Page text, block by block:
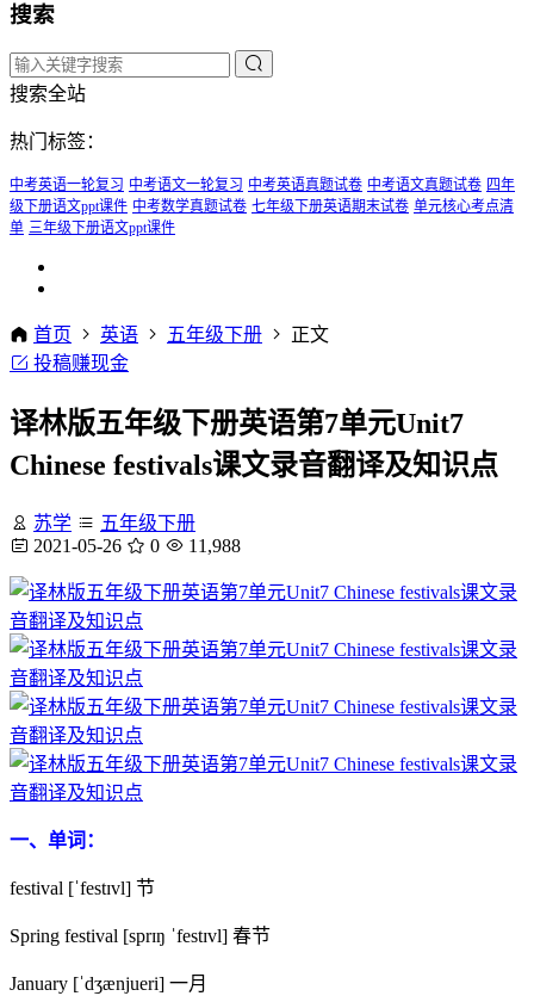
搜索
搜索全站
热门标签：
中考英语一轮复习 中考语文一轮复习 中考英语真题试卷 中考语文真题试卷 四年
级下册语文ppt课件 中考数学真题试卷 七年级下册英语期末试卷 单元核心考点清
单 三年级下册语文ppt课件
首页 英语 五年级下册
正文
投稿赚现金
译林版五年级下册英语第7单元Unit7
Chinese festivals课文录音翻译及知识点
苏学
五年级下册
2021-05-26
0 11,988
一、单词：
festival [ˈfestɪvl] 节
Spring festival [sprɪŋ ˈfestɪvl] 春节
January [ˈdʒænjueri] 一月